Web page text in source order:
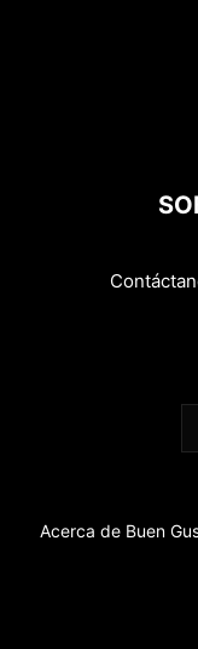
Acerca de Buen